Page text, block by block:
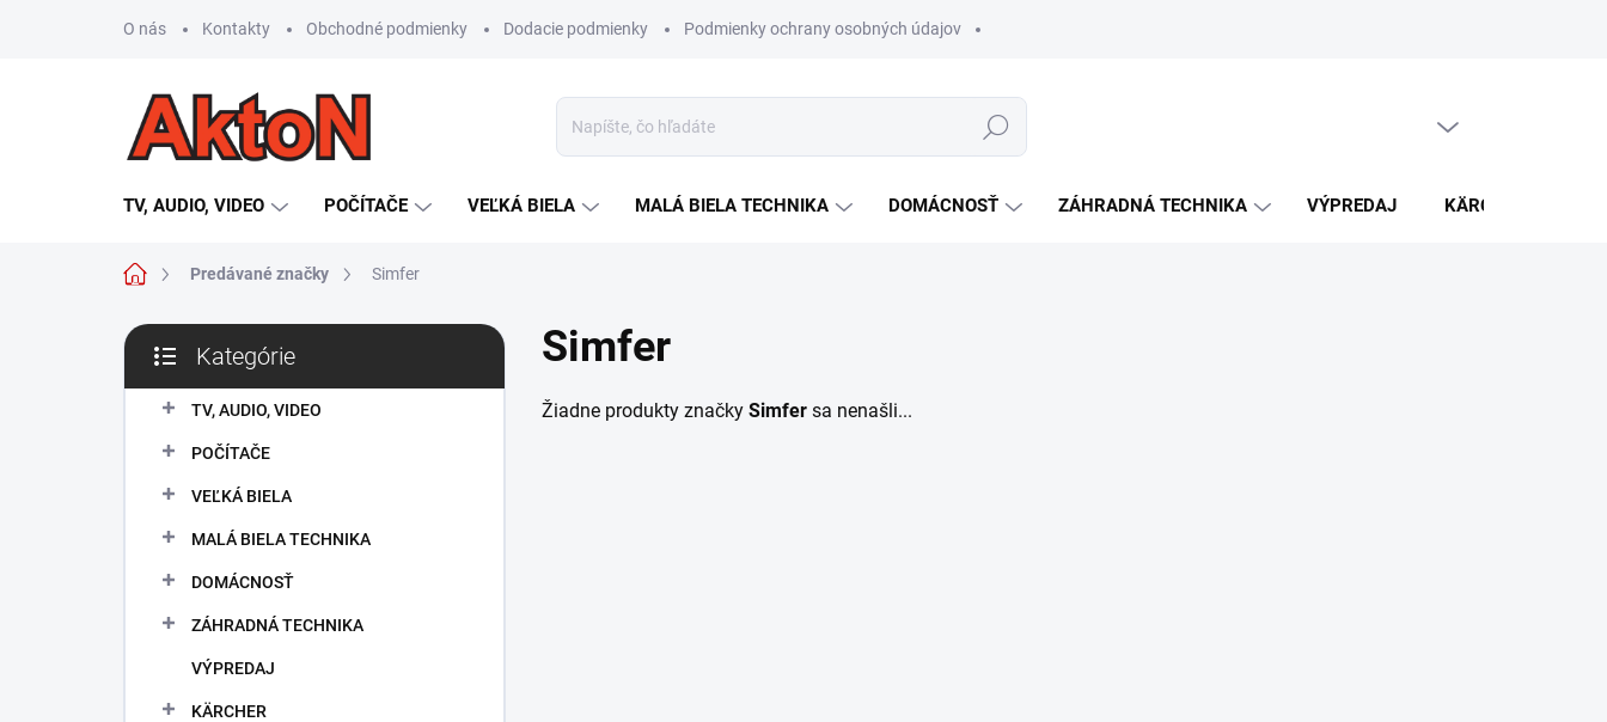
O nás Kontakty Obchodné podmienky Dodacie podmienky Podmienky ochrany osobných údajov
Hľadať
TV, AUDIO, VIDEO POČÍTAČE VEĽKÁ BIELA MALÁ BIELA TECHNIKA DOMÁCNOSŤ ZÁHRADNÁ TECHNIKA VÝPREDAJ KÄRCHER
DomovPredávané značky Simfer
B
č
kategórie
Kategórie
TV, AUDIO, VIDEO
POČÍTAČE
VEĽKÁ BIELA
MALÁ BIELA TECHNIKA
DOMÁCNOSŤ
ZÁHRADNÁ TECHNIKA
VÝPREDAJ
KÄRCHER
Simfer
Žiadne produkty značky Simfer sa nenašli...